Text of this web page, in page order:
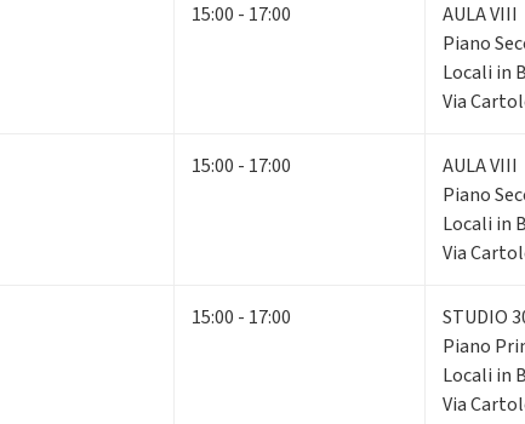
15:00 - 17:00
AULA VIII
Piano
Locali in
Via
15:00 - 17:00
AULA VIII
Piano
Locali in
Via
15:00 - 17:00
STUDIO
Piano
Locali in
Via